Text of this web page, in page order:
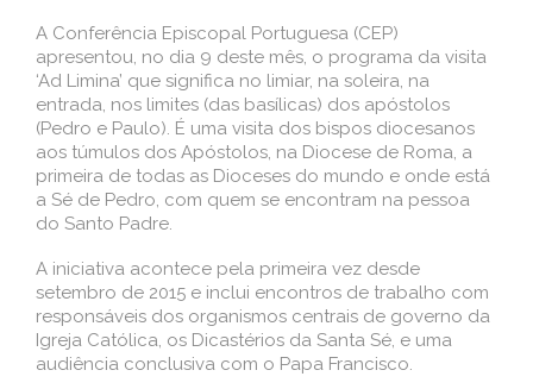
A Conferência Episcopal Portuguesa (CEP)
apresentou, no dia 9 deste mês, o programa da visita
‘Ad Limina’ que significa no limiar, na soleira, na
entrada, nos limites (das basílicas) dos apóstolos
(Pedro e Paulo). É uma visita dos bispos diocesanos
aos túmulos dos Apóstolos, na Diocese de Roma, a
primeira de todas as Dioceses do mundo e onde está
a Sé de Pedro, com quem se encontram na pessoa
do Santo Padre.
A iniciativa acontece pela primeira vez desde
setembro de 2015 e inclui encontros de trabalho com
responsáveis dos organismos centrais de governo da
Igreja Católica, os Dicastérios da Santa Sé, e uma
audiência conclusiva com o Papa Francisco.